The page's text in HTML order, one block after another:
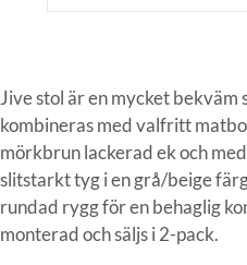
Jive stol är en mycket bekväm
kombineras med valfritt
mörkbrun lackerad ek och
slitstarkt tyg i en grå/beige
rundad rygg för en behaglig
monterad och säljs i 2-pack.